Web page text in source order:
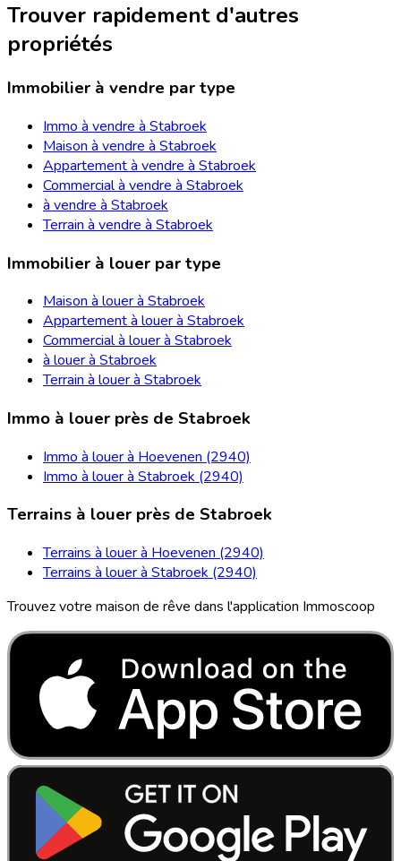
Trouver rapidement d'autres
propriétés
Immobilier à vendre par type
Immo à vendre à Stabroek
Maison à vendre à Stabroek
Appartement à vendre à Stabroek
Commercial à vendre à Stabroek
à vendre à Stabroek
Terrain à vendre à Stabroek
Immobilier à louer par type
Maison à louer à Stabroek
Appartement à louer à Stabroek
Commercial à louer à Stabroek
à louer à Stabroek
Terrain à louer à Stabroek
Immo à louer près de Stabroek
Immo à louer à Hoevenen (2940)
Immo à louer à Stabroek (2940)
Terrains à louer près de Stabroek
Terrains à louer à Hoevenen (2940)
Terrains à louer à Stabroek (2940)
Trouvez votre maison de rêve dans l'application Immoscoop